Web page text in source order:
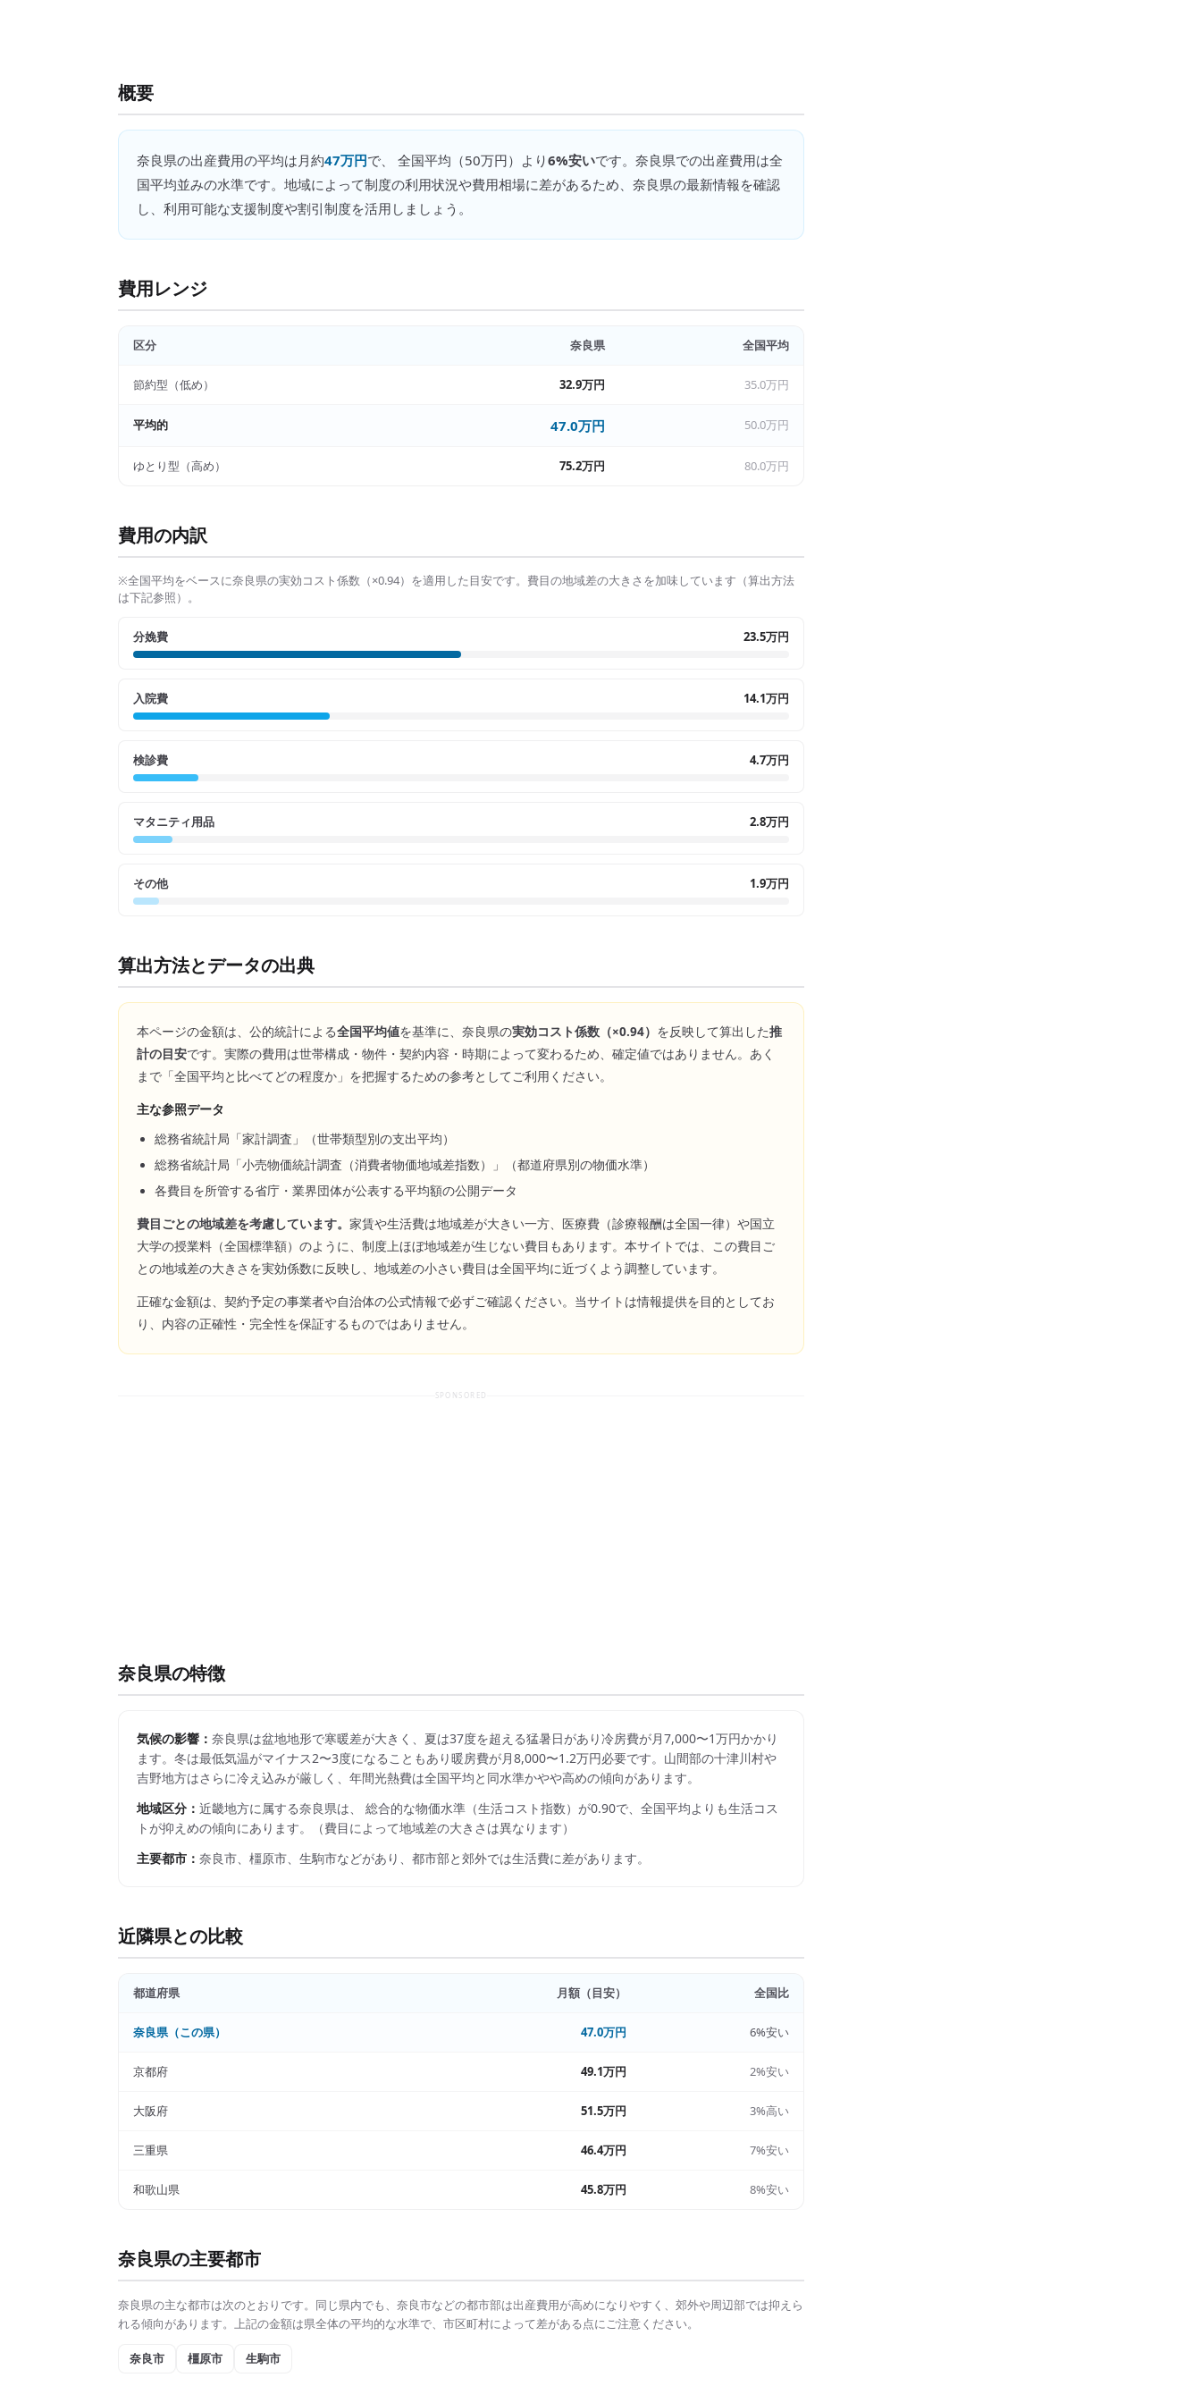
概要
奈良県の出産費用の平均は月約47万円で、 全国平均（50万円）より6%安いです。 奈良県での出産費用は全
国平均並みの水準です。地域によって制度の利用状況や費用相場に差があるため、奈良県の最新情報を確認
し、利用可能な支援制度や割引制度を活用しましょう。
費用レンジ
区分 奈良県 全国平均
節約型（低め） 32.9万円 35.0万円
平均的 47.0万円 50.0万円
ゆとり型（高め） 75.2万円 80.0万円
費用の内訳
※全国平均をベースに奈良県の実効コスト係数（×0.94）を適用した目安です。費目の地域差の大きさを加味しています（算出方法
は下記参照）。
分娩費 23.5万円
入院費 14.1万円
検診費 4.7万円
マタニティ用品 2.8万円
その他 1.9万円
算出方法とデータの出典
本ページの金額は、公的統計による全国平均値を基準に、 奈良県の実効コスト係数（×0.94） を反映して算出した推
計の目安です。実際の費用は世帯構成・物件・契約内容・時期によって変わるため、確定値ではありません。あく
まで「全国平均と比べてどの程度か」を把握するための参考としてご利用ください。
主な参照データ
総務省統計局「家計調査」（世帯類型別の支出平均）
総務省統計局「小売物価統計調査（消費者物価地域差指数）」（都道府県別の物価水準）
各費目を所管する省庁・業界団体が公表する平均額の公開データ
費目ごとの地域差を考慮しています。 家賃や生活費は地域差が大きい一方、医療費（診療報酬は全国一律）や国立
大学の授業料（全国標準額）のように、制度上ほぼ地域差が生じない費目もあります。本サイトでは、この費目ご
との地域差の大きさを実効係数に反映し、地域差の小さい費目は全国平均に近づくよう調整しています。
正確な金額は、契約予定の事業者や自治体の公式情報で必ずご確認ください。当サイトは情報提供を目的としてお
り、内容の正確性・完全性を保証するものではありません。
SPONSORED
奈良県の特徴
気候の影響： 奈良県は盆地地形で寒暖差が大きく、夏は37度を超える猛暑日があり冷房費が月7,000〜1万円かかり
ます。冬は最低気温がマイナス2〜3度になることもあり暖房費が月8,000〜1.2万円必要です。山間部の十津川村や
吉野地方はさらに冷え込みが厳しく、年間光熱費は全国平均と同水準かやや高めの傾向があります。
地域区分： 近畿地方に属する奈良県は、 総合的な物価水準（生活コスト指数）が0.90で、 全国平均よりも生活コス
トが抑えめの傾向にあります。
（費目によって地域差の大きさは異なります）
主要都市： 奈良市、橿原市、生駒市などがあり、都市部と郊外では生活費に差があります。
近隣県との比較
都道府県 月額（目安） 全国比
奈良県（この県） 47.0万円 6%安い
京都府 49.1万円 2%安い
大阪府 51.5万円 3%高い
三重県 46.4万円 7%安い
和歌山県 45.8万円 8%安い
奈良県の主要都市
奈良県の主な都市は次のとおりです。同じ県内でも、 奈良市などの都市部は出産費用が高めになりやすく、郊外や周辺部では抑えら
れる傾向があります。上記の金額は県全体の平均的な水準で、市区町村によって差がある点にご注意ください。
奈良市 橿原市 生駒市